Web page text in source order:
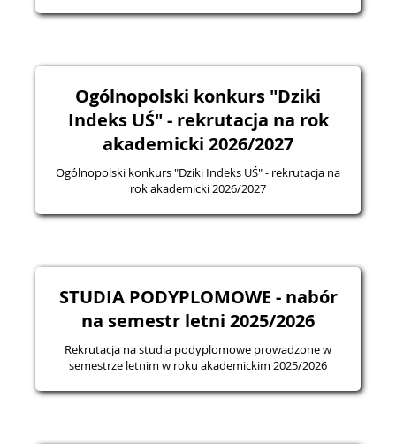
Ogólnopolski konkurs "Dziki
Indeks UŚ" - rekrutacja na rok
akademicki 2026/2027
Ogólnopolski konkurs "Dziki Indeks UŚ" - rekrutacja na
rok akademicki 2026/2027
STUDIA PODYPLOMOWE - nabór
na semestr letni 2025/2026
Rekrutacja na studia podyplomowe prowadzone w
semestrze letnim w roku akademickim 2025/2026